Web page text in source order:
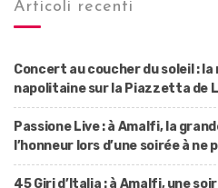
Articoli recenti
Concert au coucher du soleil : la
napolitaine sur la Piazzetta de
Passione Live : à Amalfi, la
l’honneur lors d’une soirée à ne
45 Giri d’Italia : à Amalfi, une